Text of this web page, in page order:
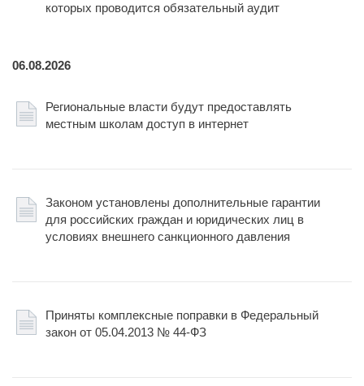
которых проводится обязательный аудит
06.08.2026
Региональные власти будут предоставлять
местным школам доступ в интернет
Законом установлены дополнительные гарантии
для российских граждан и юридических лиц в
условиях внешнего санкционного давления
Приняты комплексные поправки в Федеральный
закон от 05.04.2013 № 44-ФЗ